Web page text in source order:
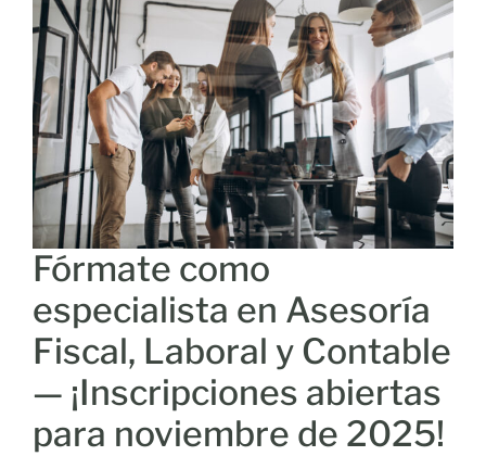
Fórmate como
especialista en Asesoría
Fiscal, Laboral y Contable
— ¡Inscripciones abiertas
para noviembre de 2025!